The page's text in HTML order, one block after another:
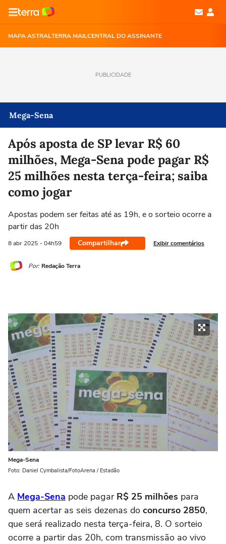
MAPA ASTRALTERRA MAILCENTRAL DO ASSINANTE
PUBLICIDADE
Mega-Sena
Após aposta de SP levar R$ 60
milhões, Mega-Sena pode pagar R$
25 milhões nesta terça-feira; saiba
como jogar
Apostas podem ser feitas até as 19h, e o sorteio ocorre a
partir das 20h
8 abr 2025 - 04h59 Compartilhar Exibir comentários
Por: Redação Terra
Mega-Sena
Foto: Daniel Cymbalista/FotoArena / Estadão
A Mega-Sena pode pagar R$ 25 milhões para
quem acertar as seis dezenas do concurso 2850,
que será realizado nesta terça-feira, 8. O sorteio
ocorre a partir das 20h, com transmissão ao vivo